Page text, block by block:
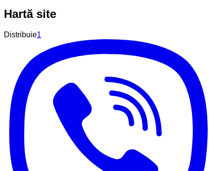
Hartă site
Distribuie1